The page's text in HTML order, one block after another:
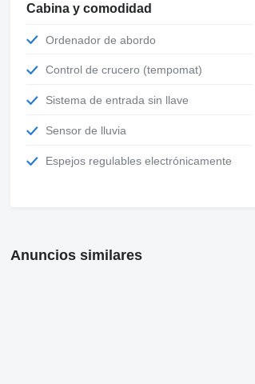
Cabina y comodidad
Ordenador de abordo
Control de crucero (tempomat)
Sistema de entrada sin llave
Sensor de lluvia
Espejos regulables electrónicamente
Anuncios similares